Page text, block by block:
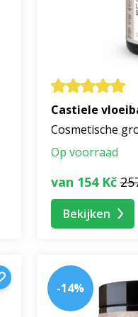
plantaardige en
– mild, effectief
de gevoelige huid?
synthetische
om de
– zowel 's
ingrediënten?
– zonder parabenen,
kwaliteit.
Castiele
Cosmetische
Op voorraad
van 154 Kč
Bekijken
-14%